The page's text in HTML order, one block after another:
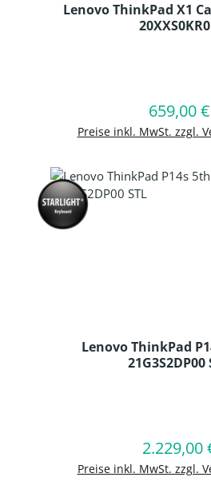
Lenovo ThinkPad X1
659,00 €
Preise inkl. MwSt. zzgl.
In den
Lenovo ThinkPad
21G3S2DP00
Regulärer
2.229,00
Preise inkl. MwSt. zzgl.
In den